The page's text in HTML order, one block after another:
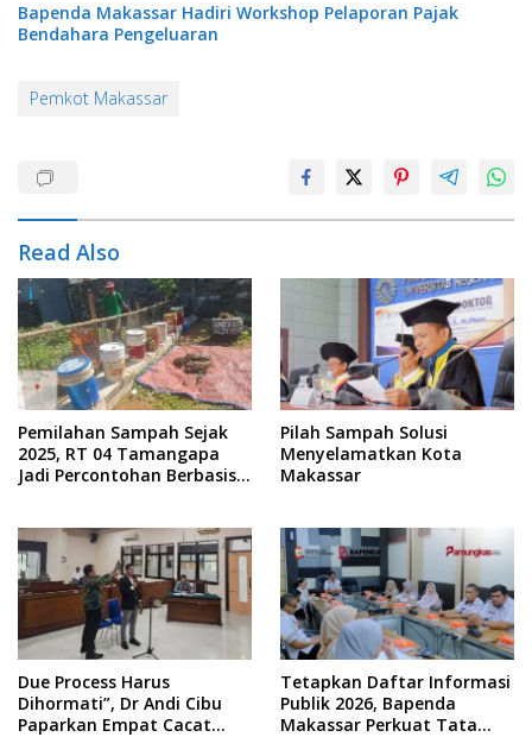
Bapenda Makassar Hadiri Workshop Pelaporan Pajak
Bendahara Pengeluaran
Pemkot Makassar
Read Also
Pemilahan Sampah Sejak
2025, RT 04 Tamangapa
Jadi Percontohan Berbasis
Pilah Sampah Solusi
Menyelamatkan Kota
Makassar
Due Process Harus
Dihormati”, Dr Andi Cibu
Paparkan Empat Cacat
Tetapkan Daftar Informasi
Publik 2026, Bapenda
Makassar Perkuat Tata